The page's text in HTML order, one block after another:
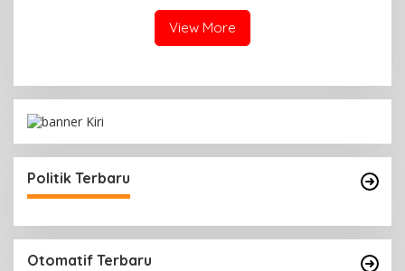
View More
Politik Terbaru
Otomatif Terbaru